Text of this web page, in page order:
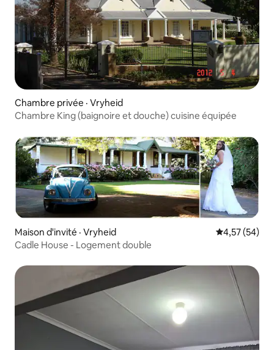
Chambre privée · Vryheid
Chambre King (baignoire et douche) cuisine équipée
Maison d'invité · Vryheid Note
4,57 (54)
Cadle House - Logement double